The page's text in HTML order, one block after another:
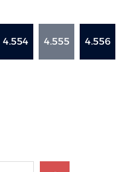
4.554 4.555 4.556